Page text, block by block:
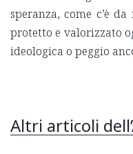
speranza, come c’è
protetto e valorizzato
ideologica o peggio
Altri articoli